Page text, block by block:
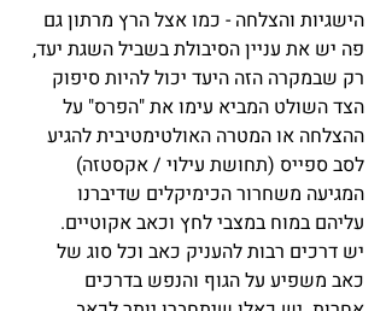
הישגיות והצלחה - כמו אצל הרץ מרתון גם
פה יש את עניין הסיבולת בשביל השגת יעד,
רק שבמקרה הזה היעד יכול להיות סיפוק
הצד השולט המביא עימו את "הפרס" על
ההצלחה או המטרה האולטימטיבית להגיע
לסב ספייס (תחושת עילוי / אקסטזה)
המגיעה משחרור הכימיקלים שדיברנו
עליהם במוח במצבי לחץ וכאב אקוטיים.
יש דרכים רבות להעניק כאב וכל סוג של
כאב משפיע על הגוף והנפש בדרכים